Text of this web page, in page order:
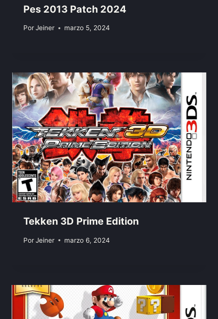
Pes 2013 Patch 2024
PorJeiner marzo 5, 2024
Tekken 3D Prime Edition
PorJeiner marzo 6, 2024